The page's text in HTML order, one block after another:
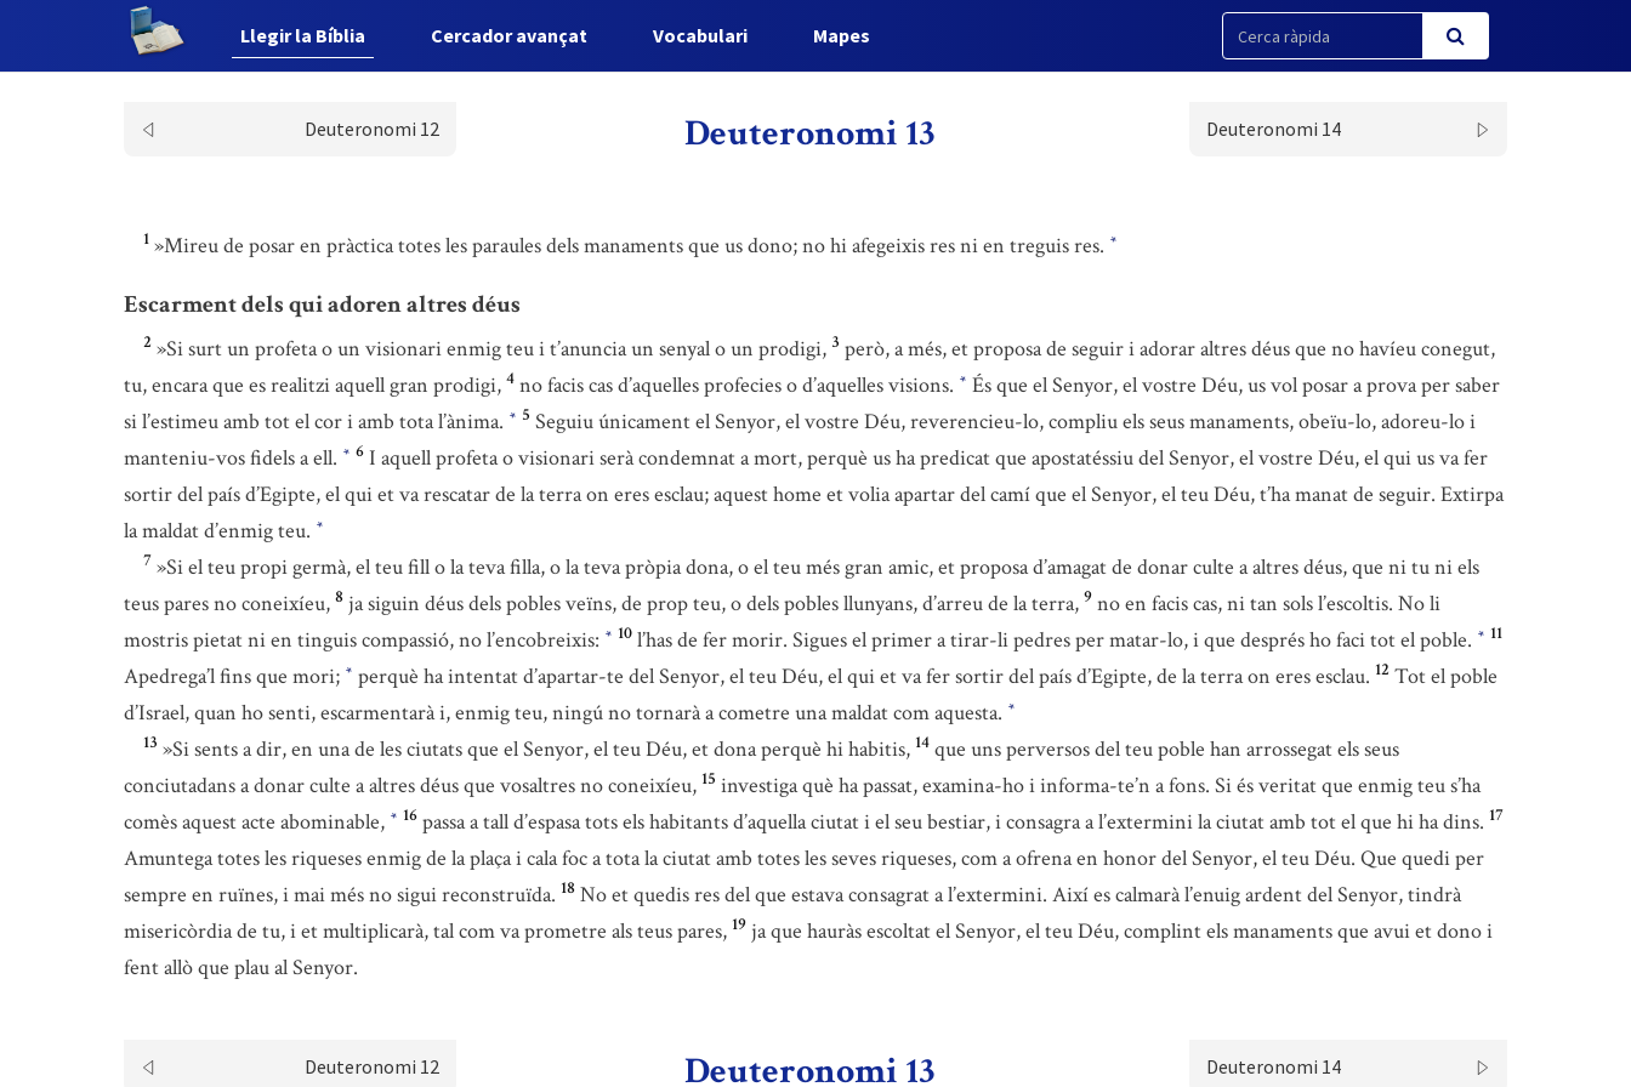
Llegir la Bíblia Cercador avançat Vocabulari Mapes
Deuteronomi 12 Deuteronomi 13 Deuteronomi 14
1 »Mireu de posar en pràctica totes les paraules dels manaments que us dono; no hi afegeixis res ni en treguis res. *
Escarment dels qui adoren altres déus
2 »Si surt un profeta o un visionari enmig teu i t’anuncia un senyal o un prodigi, 3 però, a més, et proposa de seguir i adorar altres déus que no havíeu conegut,
tu, encara que es realitzi aquell gran prodigi, 4 no facis cas d’aquelles profecies o d’aquelles visions. * És que el Senyor, el vostre Déu, us vol posar a prova per saber
si l’estimeu amb tot el cor i amb tota l’ànima. * 5 Seguiu únicament el Senyor, el vostre Déu, reverencieu-lo, compliu els seus manaments, obeïu-lo, adoreu-lo i
manteniu-vos fidels a ell. * 6 I aquell profeta o visionari serà condemnat a mort, perquè us ha predicat que apostatéssiu del Senyor, el vostre Déu, el qui us va fer
sortir del país d’Egipte, el qui et va rescatar de la terra on eres esclau; aquest home et volia apartar del camí que el Senyor, el teu Déu, t’ha manat de seguir. Extirpa
la maldat d’enmig teu. *
7 »Si el teu propi germà, el teu fill o la teva filla, o la teva pròpia dona, o el teu més gran amic, et proposa d’amagat de donar culte a altres déus, que ni tu ni els
teus pares no coneixíeu, 8 ja siguin déus dels pobles veïns, de prop teu, o dels pobles llunyans, d’arreu de la terra, 9 no en facis cas, ni tan sols l’escoltis. No li
mostris pietat ni en tinguis compassió, no l’encobreixis: * 10 l’has de fer morir. Sigues el primer a tirar-li pedres per matar-lo, i que després ho faci tot el poble. * 11
Apedrega’l fins que mori; * perquè ha intentat d’apartar-te del Senyor, el teu Déu, el qui et va fer sortir del país d’Egipte, de la terra on eres esclau. 12 Tot el poble
d’Israel, quan ho senti, escarmentarà i, enmig teu, ningú no tornarà a cometre una maldat com aquesta. *
13 »Si sents a dir, en una de les ciutats que el Senyor, el teu Déu, et dona perquè hi habitis, 14 que uns perversos del teu poble han arrossegat els seus
conciutadans a donar culte a altres déus que vosaltres no coneixíeu, 15 investiga què ha passat, examina-ho i informa-te’n a fons. Si és veritat que enmig teu s’ha
comès aquest acte abominable, * 16 passa a tall d’espasa tots els habitants d’aquella ciutat i el seu bestiar, i consagra a l’extermini la ciutat amb tot el que hi ha dins. 17
Amuntega totes les riqueses enmig de la plaça i cala foc a tota la ciutat amb totes les seves riqueses, com a ofrena en honor del Senyor, el teu Déu. Que quedi per
sempre en ruïnes, i mai més no sigui reconstruïda. 18 No et quedis res del que estava consagrat a l’extermini. Així es calmarà l’enuig ardent del Senyor, tindrà
misericòrdia de tu, i et multiplicarà, tal com va prometre als teus pares, 19 ja que hauràs escoltat el Senyor, el teu Déu, complint els manaments que avui et dono i
fent allò que plau al Senyor.
Deuteronomi 12 Deuteronomi 13 Deuteronomi 14